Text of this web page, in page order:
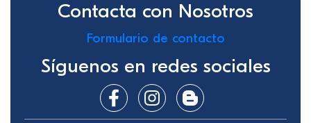
Contacta con Nosotros
Formulario de contacto
Síguenos en redes sociales